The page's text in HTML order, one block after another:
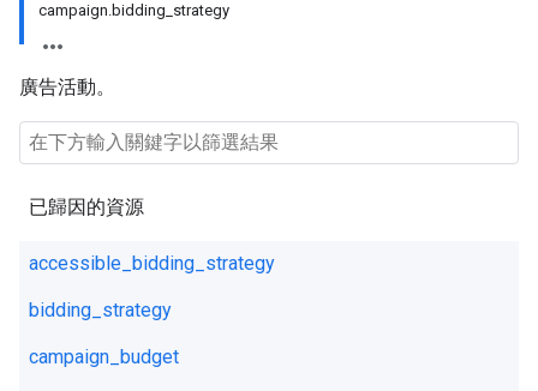
campaign.bidding_strategy
廣告活動。
已歸因的資源
accessible_bidding_strategy
bidding_strategy
campaign_budget